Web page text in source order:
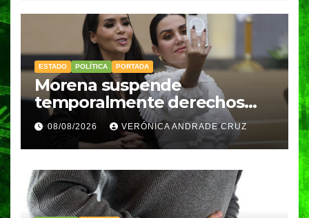
ESTADO POLÍTICA PORTADA
Morena suspende
temporalmente derechos
partidarios de Nayeli Salvatori
y Graciela Palomares
08/08/2026 VERÓNICA ANDRADE CRUZ